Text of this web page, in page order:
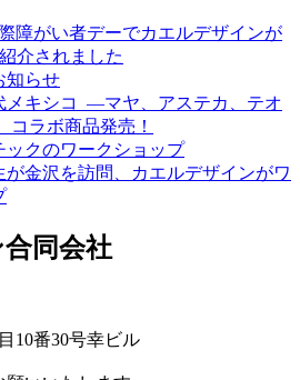
障がい者デーでカエルデザインが
介されました
知らせ
メキシコ ―マヤ、アステカ、テオ
コラボ商品発売！
ックのワークショップ
が金沢を訪問、カエルデザインがワ
同会社
10番30号幸ビル